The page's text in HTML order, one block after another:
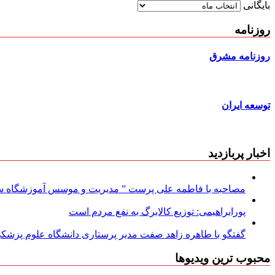
بایگانی
روزنامه
روزنامه مشرق
توسعه ایران
اخبار پربازدید
مصاحبه با فاطمه علی پرست ” مدیریت و موسس آموزشگاه
پورابراهیمی: توزیع کالابرگ به نفع مردم است
گفتگو با طاهره زاهد صفت مدیر پرستاری دانشگاه علوم
محبوب ترین ویدیوها